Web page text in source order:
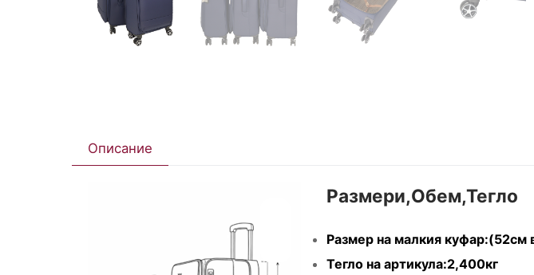
Описание
Размери,Обем,Тегло
Размер на малкия
Тегло на артикула:2,400кг